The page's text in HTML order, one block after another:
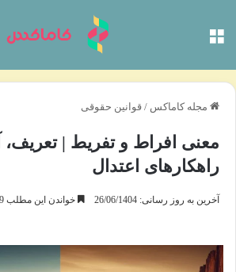
مجله کاماکس / قوانین حقوقی
معنی افراط و تفریط | تعریف،
راهکارهای اعتدال
آخرین به روز رسانی: 26/06/1404 خواندن این مطلب 19 دقیقه زمان میبرد